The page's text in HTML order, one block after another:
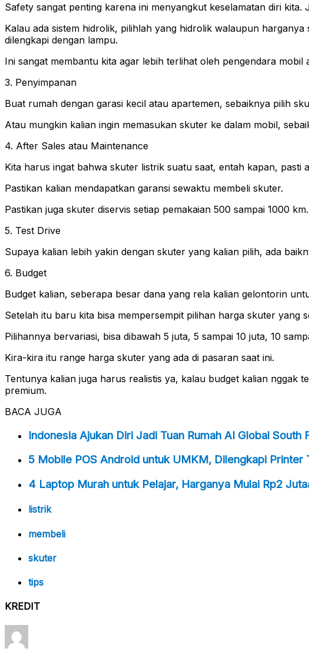
Safety sangat penting karena ini menyangkut keselamatan diri
Kalau ada sistem hidrolik, pilihlah yang hidrolik walaupun
dilengkapi dengan lampu.
Ini sangat membantu kita agar lebih terlihat oleh pengendara mobil
3. Penyimpanan
Buat rumah dengan garasi kecil atau apartemen, sebaiknya pilih
Atau mungkin kalian ingin memasukan skuter ke dalam mobil,
4. After Sales atau Maintenance
Kita harus ingat bahwa skuter listrik suatu saat, entah kapan,
Pastikan kalian mendapatkan garansi sewaktu membeli skuter.
Pastikan juga skuter diservis setiap pemakaian 500 sampai 1000 km.
5. Test Drive
Supaya kalian lebih yakin dengan skuter yang kalian pilih, ada
6. Budget
Budget kalian, seberapa besar dana yang rela kalian gelontorin
Setelah itu baru kita bisa mempersempit pilihan harga skuter yang
Pilihannya bervariasi, bisa dibawah 5 juta, 5 sampai 10 juta, 10
Kira-kira itu range harga skuter yang ada di pasaran saat ini.
Tentunya kalian juga harus realistis ya, kalau budget kalian
premium.
BACA JUGA
Indonesia Ajukan Diri Jadi Tuan Rumah AI Global
5 Mobile POS Android untuk UMKM, Dilengkapi Printer
4 Laptop Murah untuk Pelajar, Harganya Mulai Rp2
listrik
membeli
skuter
tips
KREDIT